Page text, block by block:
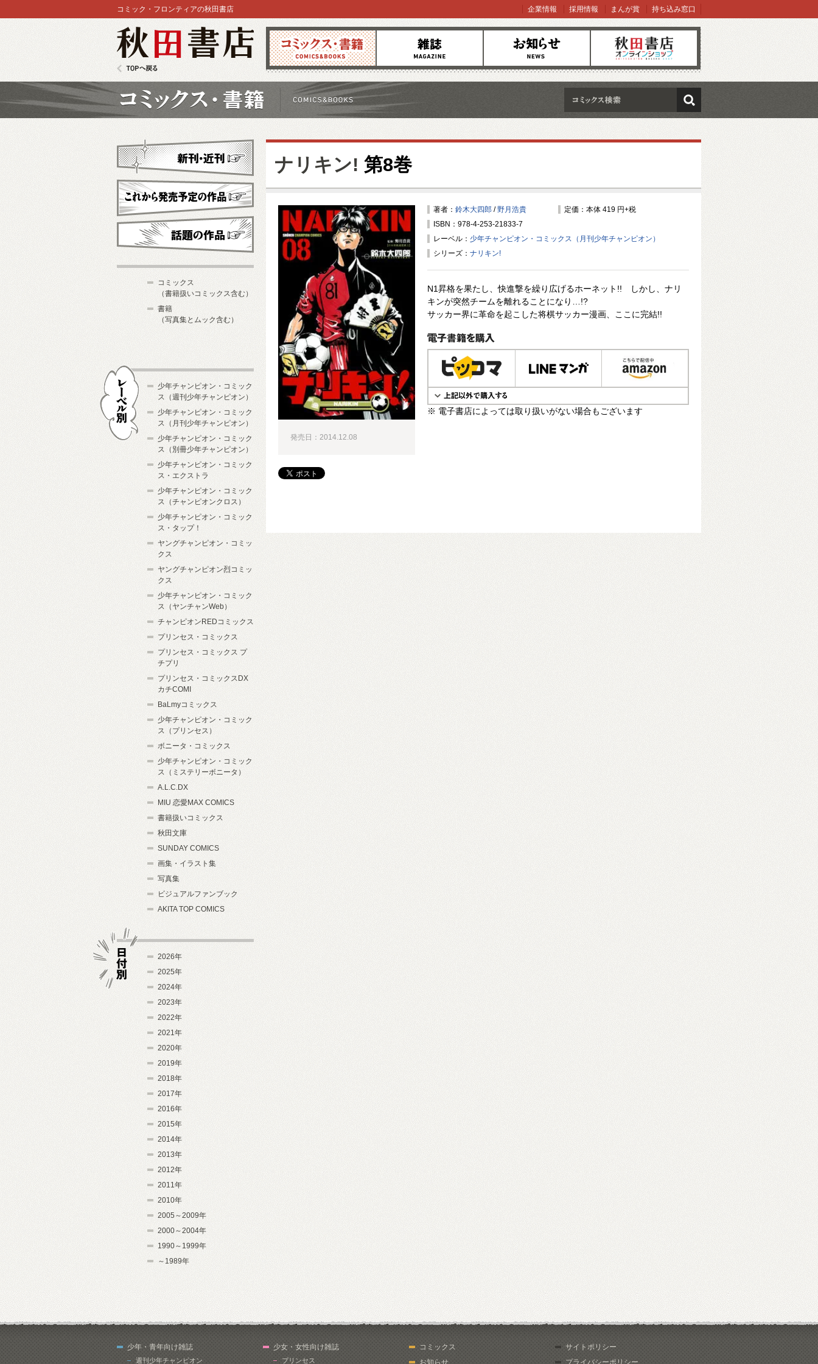
コミックス 雑誌 お知らせ オンラインショップ
コミック・フロンティアの秋田書店 企業情報 採用情報 まんが賞 持ち込み窓口
検索
ナリキン! 第8巻
著者： 鈴木大四郎 /野月浩貴
定価：本体 419 円+税
ISBN：978-4-253-21833-7
レーベル： 少年チャンピオン・コミックス（月刊少年チャンピオン）
シリーズ： ナリキン!
N1昇格を果たし、快進撃を繰り広げるホーネット!! しかし、ナリ
キンが突然チームを離れることになり…!?
サッカー界に革命を起こした将棋サッカー漫画、ここに完結!!
電子書籍で購入
※ 電子書店によっては取り扱いがない場合もございます
発売日：2014.12.08
新刊・近刊
これから発売予定
コミックス
（書籍扱いコミックス含む）
書籍
（写真集とムック含む）
少年チャンピオン・コミック
ス（週刊少年チャンピオン）
少年チャンピオン・コミック
ス（月刊少年チャンピオン）
少年チャンピオン・コミック
ス（別冊少年チャンピオン）
少年チャンピオン・コミック
ス・エクストラ
少年チャンピオン・コミック
ス（チャンピオンクロス）
少年チャンピオン・コミック
ス・タップ！
ヤングチャンピオン・コミッ
クス
ヤングチャンピオン烈コミッ
クス
少年チャンピオン・コミック
ス（ヤンチャンWeb）
チャンピオンREDコミックス
プリンセス・コミックス
プリンセス・コミックス プ
チプリ
プリンセス・コミックスDX
カチCOMI
BaLmyコミックス
少年チャンピオン・コミック
ス（プリンセス）
ボニータ・コミックス
少年チャンピオン・コミック
ス（ミステリーボニータ）
A.L.C.DX
MIU 恋愛MAX COMICS
書籍扱いコミックス
秋田文庫
SUNDAY COMICS
画集・イラスト集
写真集
ビジュアルファンブック
AKITA TOP COMICS
2026年
2025年
2024年
2023年
2022年
2021年
2020年
2019年
2018年
2017年
2016年
2015年
2014年
2013年
2012年
2011年
2010年
2005～2009年
2000～2004年
1990～1999年
～1989年
少年・青年向け雑誌
週刊少年チャンピオン
少女・女性向け雑誌
プリンセス
コミックス
お知らせ
サイトポリシー
プライバシーポリシー